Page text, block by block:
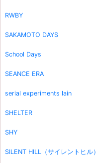
RWBY
SAKAMOTO DAYS
School Days
SEANCE ERA
serial experiments lain
SHELTER
SHY
SILENT HILL（サイレントヒル）